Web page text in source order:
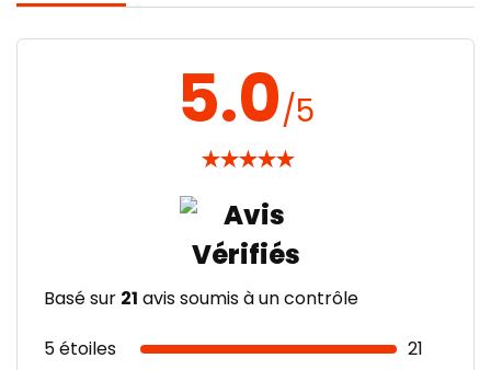
5.0/5
★★★★★
Basé sur 21 avis soumis à un contrôle
5 étoiles
21